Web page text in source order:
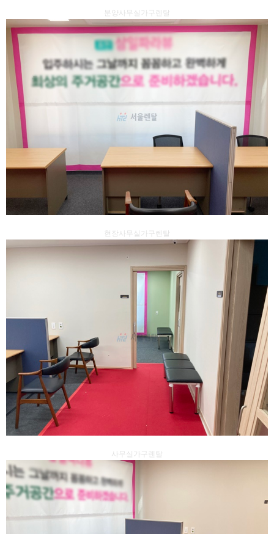
분양사무실가구렌탈
현장사무실가구렌탈
사무실가구렌탈